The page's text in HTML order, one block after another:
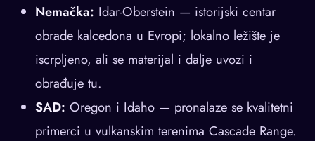
Nemačka: Idar-Oberstein — istorijski centar
obrade kalcedona u Evropi; lokalno ležište je
iscrpljeno, ali se materijal i dalje uvozi i
obrađuje tu.
SAD: Oregon i Idaho — pronalaze se kvalitetni
primerci u vulkanskim terenima Cascade Range.